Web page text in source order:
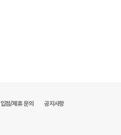
입점/제휴 문의 공지사항